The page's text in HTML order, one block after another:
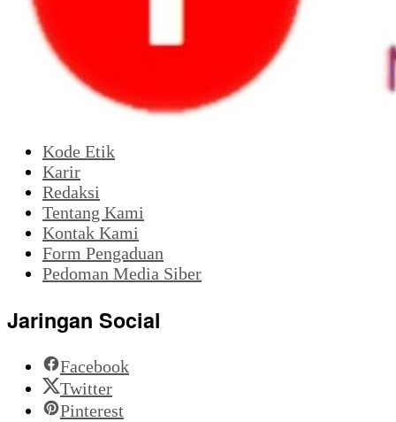
Kode Etik
Karir
Redaksi
Tentang Kami
Kontak Kami
Form Pengaduan
Pedoman Media Siber
Jaringan Social
Facebook
Twitter
Pinterest